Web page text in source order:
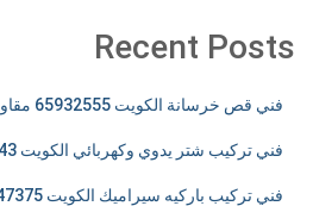
Recent Posts
فني قص خرسانة الكويت 65932555 مقاول قص وفتح كور
فني تركيب شتر يدوي وكهربائي الكويت 52227343 تركيب شترات
فني تركيب باركيه سيراميك الكويت 66447375 معلم سيراميك و باركيه